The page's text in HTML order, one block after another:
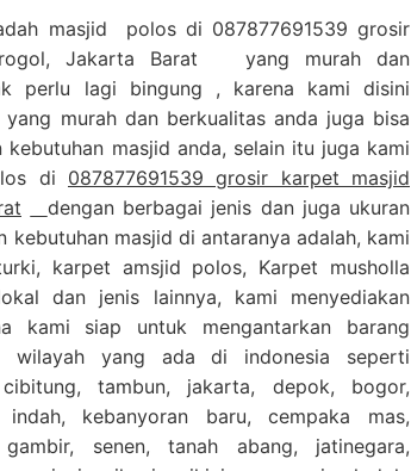
masjid polos di 087877691539 grosir
Jakarta Barat yang murah dan
perlu lagi bingung , karena kami disini
murah dan berkualitas anda juga bisa
masjid anda, selain itu juga kami
di 087877691539 grosir karpet masjid
dengan berbagai jenis dan juga ukuran
kebutuhan masjid di antaranya adalah, kami
karpet amsjid polos, Karpet musholla
dan jenis lainnya, kami menyediakan
kami siap untuk mengantarkan barang
wilayah yang ada di indonesia seperti
cibitung, tambun, jakarta, depok, bogor,
kebanyoran baru, cempaka mas,
senen, tanah abang, jatinegara,